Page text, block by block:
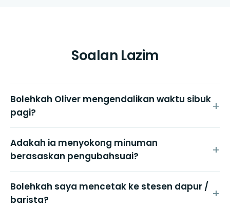
Soalan Lazim
Bolehkah Oliver mengendalikan waktu sibuk
pagi?
Adakah ia menyokong minuman
berasaskan pengubahsuai?
Bolehkah saya mencetak ke stesen dapur /
barista?